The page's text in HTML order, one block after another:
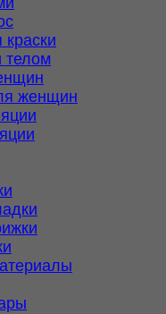
телом
женщин